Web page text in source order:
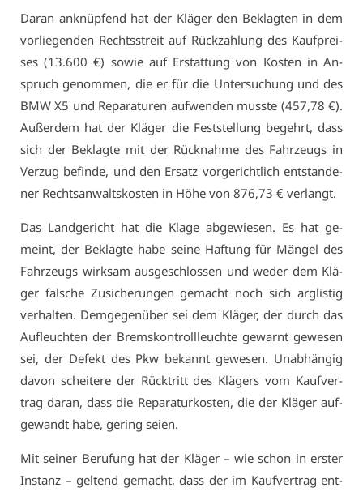
Dar­an an­knüp­fend hat der Klä­ger den Be­klag­ten in dem
vor­lie­gen­den Rechts­streit auf Rück­zah­lung des Kauf­prei­
ses (13.600 €) so­wie auf Er­stat­tung von Kos­ten in An­
spruch ge­nom­men, die er für die Un­ter­su­chung und des
BMW X5 und Re­pa­ra­tu­ren auf­wen­den muss­te (457,78 €).
Au­ßer­dem hat der Klä­ger die Fest­stel­lung be­gehrt, dass
sich der Be­klag­te mit der Rück­nah­me des Fahr­zeugs in
Ver­zug be­fin­de, und den Er­satz vor­ge­richt­lich ent­stan­de­
ner Rechts­an­walts­kos­ten in Hö­he von 876,73 € ver­langt.
Das Land­ge­richt hat die Kla­ge ab­ge­wie­sen. Es hat ge­
meint, der Be­klag­te ha­be sei­ne Haf­tung für Män­gel des
Fahr­zeugs wirk­sam aus­ge­schlos­sen und we­der dem Klä­
ger fal­sche Zu­si­che­run­gen ge­macht noch sich arg­lis­tig
ver­hal­ten. Dem­ge­gen­über sei dem Klä­ger, der durch das
Auf­leuch­ten der Brems­kon­troll­leuch­te ge­warnt ge­we­sen
sei, der De­fekt des Pkw be­kannt ge­we­sen. Un­ab­hän­gig
da­von schei­te­re der Rück­tritt des Klä­gers vom Kauf­ver­
trag dar­an, dass die Re­pa­ra­tur­kos­ten, die der Klä­ger auf­
ge­wandt ha­be, ge­ring sei­en.
Mit sei­ner Be­ru­fung hat der Klä­ger – wie schon in ers­ter
In­stanz – gel­tend ge­macht, dass der im Kauf­ver­trag ent­